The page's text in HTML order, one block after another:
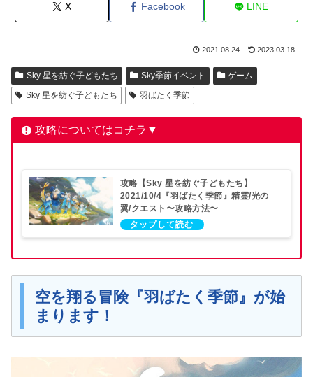
X Facebook LINE
2021.08.24 2023.03.18
Sky 星を紡ぐ子どもたち Sky季節イベント
ゲーム
Sky 星を紡ぐ子どもたち
羽ばたく季節
攻略についてはコチラ▼
攻略【Sky 星を紡ぐ子どもたち】
2021/10/4『羽ばたく季節』精霊/光の
翼/クエスト〜攻略方法〜
空を翔る冒険『羽ばたく季節』が始
まります！